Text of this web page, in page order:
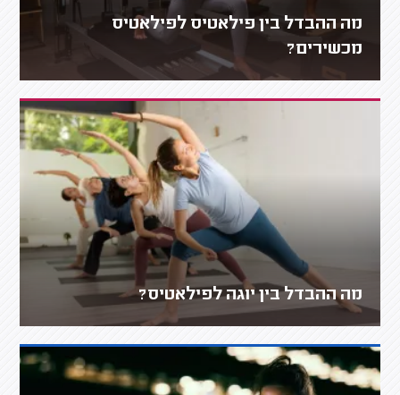
מה ההבדל בין פילאטיס לפילאטיס
מכשירים?
מה ההבדל בין יוגה לפילאטיס?